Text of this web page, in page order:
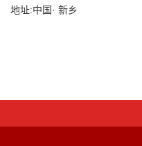
地址:中国· 新乡